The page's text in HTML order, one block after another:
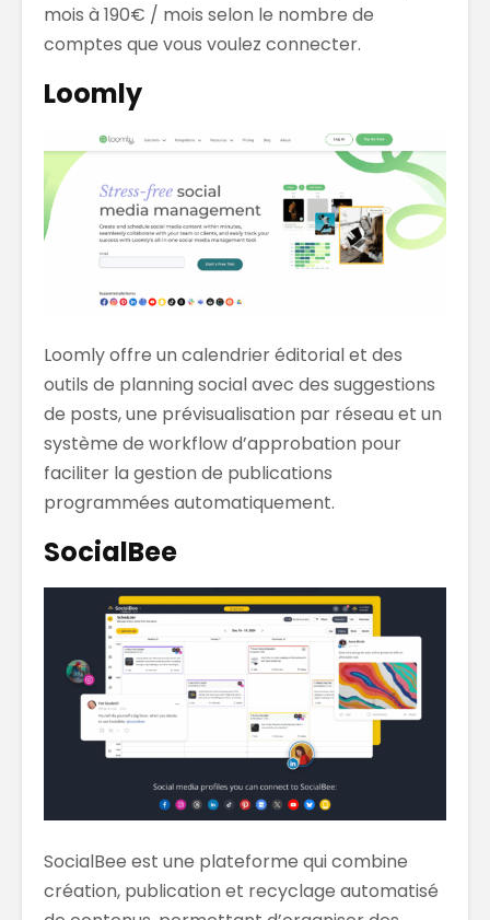
mois à 190€ / mois selon le nombre de
comptes que vous voulez connecter.
Loomly
Loomly offre un calendrier éditorial et des
outils de planning social avec des suggestions
de posts, une prévisualisation par réseau et un
système de workflow d’approbation pour
faciliter la gestion de publications
programmées automatiquement.
SocialBee
SocialBee est une plateforme qui combine
création, publication et recyclage automatisé